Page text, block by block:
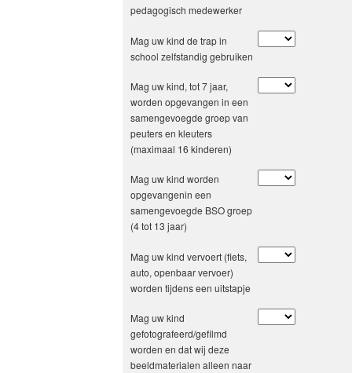
pedagogisch medewerker
Mag uw kind de trap in
school zelfstandig gebruiken
Mag uw kind, tot 7 jaar,
worden opgevangen in een
samengevoegde groep van
peuters en kleuters
(maximaal 16 kinderen)
Mag uw kind worden
opgevangenin een
samengevoegde BSO groep
(4 tot 13 jaar)
Mag uw kind vervoert (fiets,
auto, openbaar vervoer)
worden tijdens een uitstapje
Mag uw kind
gefotografeerd/gefilmd
worden en dat wij deze
beeldmaterialen alleen naar